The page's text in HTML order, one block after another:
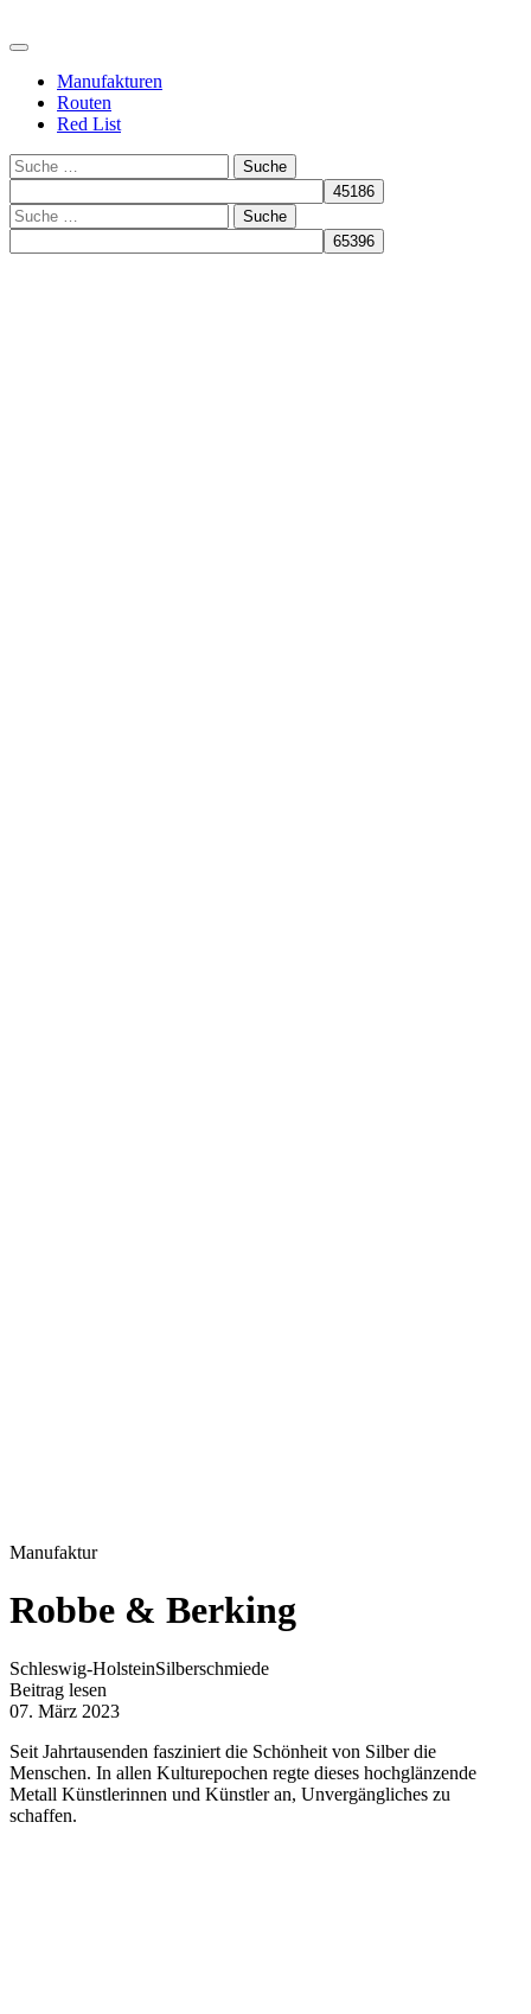
Manufakturen
Routen
Red List
Suche
Suche
Manufaktur
Robbe & Berking
Schleswig-HolsteinSilberschmiede
Beitrag lesen
07. März 2023
Seit Jahrtausenden fasziniert die Schönheit von Silber die
Menschen. In allen Kulturepochen regte dieses hochglänzende
Metall Künstlerinnen und Künstler an, Unvergängliches zu
schaffen.